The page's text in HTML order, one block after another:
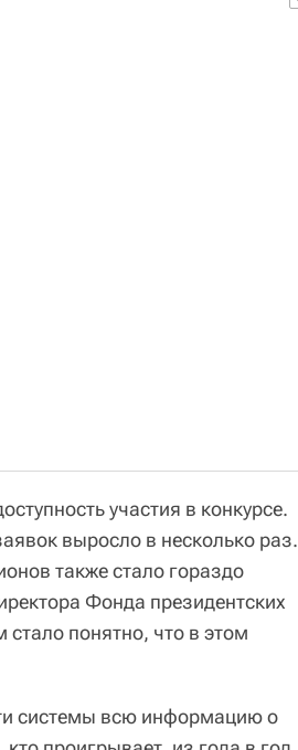
участия в конкурсе.
выросло в несколько раз.
также стало гораздо
Фонда президентских
понятно, что в этом
системы всю информацию о